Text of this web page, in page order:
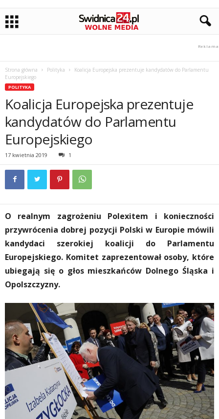
Strona główna Polityka
Koalicja Europejska prezentuje kandydatów do Parlamentu
Europejskiego
POLITYKA
Koalicja Europejska prezentuje
kandydatów do Parlamentu
Europejskiego
17 kwietnia 2019 1
O realnym zagrożeniu Polexitem i konieczności
przywrócenia dobrej pozycji Polski w Europie mówili
kandydaci szerokiej koalicji do Parlamentu
Europejskiego. Komitet zaprezentował osoby, które
ubiegają się o głos mieszkańców Dolnego Śląska i
Opolszczyzny.